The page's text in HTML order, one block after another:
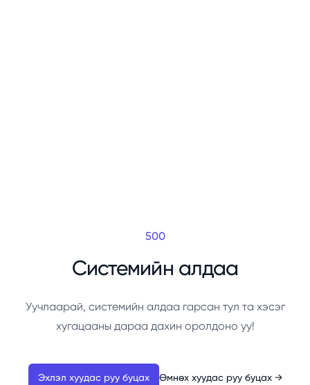
500
Системийн алдаа
Уучлаарай, системийн алдаа гарсан тул та хэсэг
хугацааны дараа дахин оролдоно уу!
Эхлэл хуудас руу буцах Өмнөх хуудас руу буцах →